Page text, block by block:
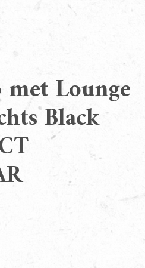
Lounge
Black
zits Rechts Black Bleu